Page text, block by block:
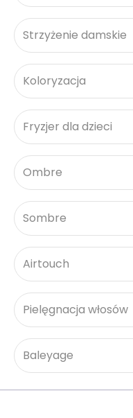
Strzyżenie damskie
Koloryzacja
Fryzjer dla dzieci
Ombre
Sombre
Airtouch
Pielęgnacja włosów
Baleyage